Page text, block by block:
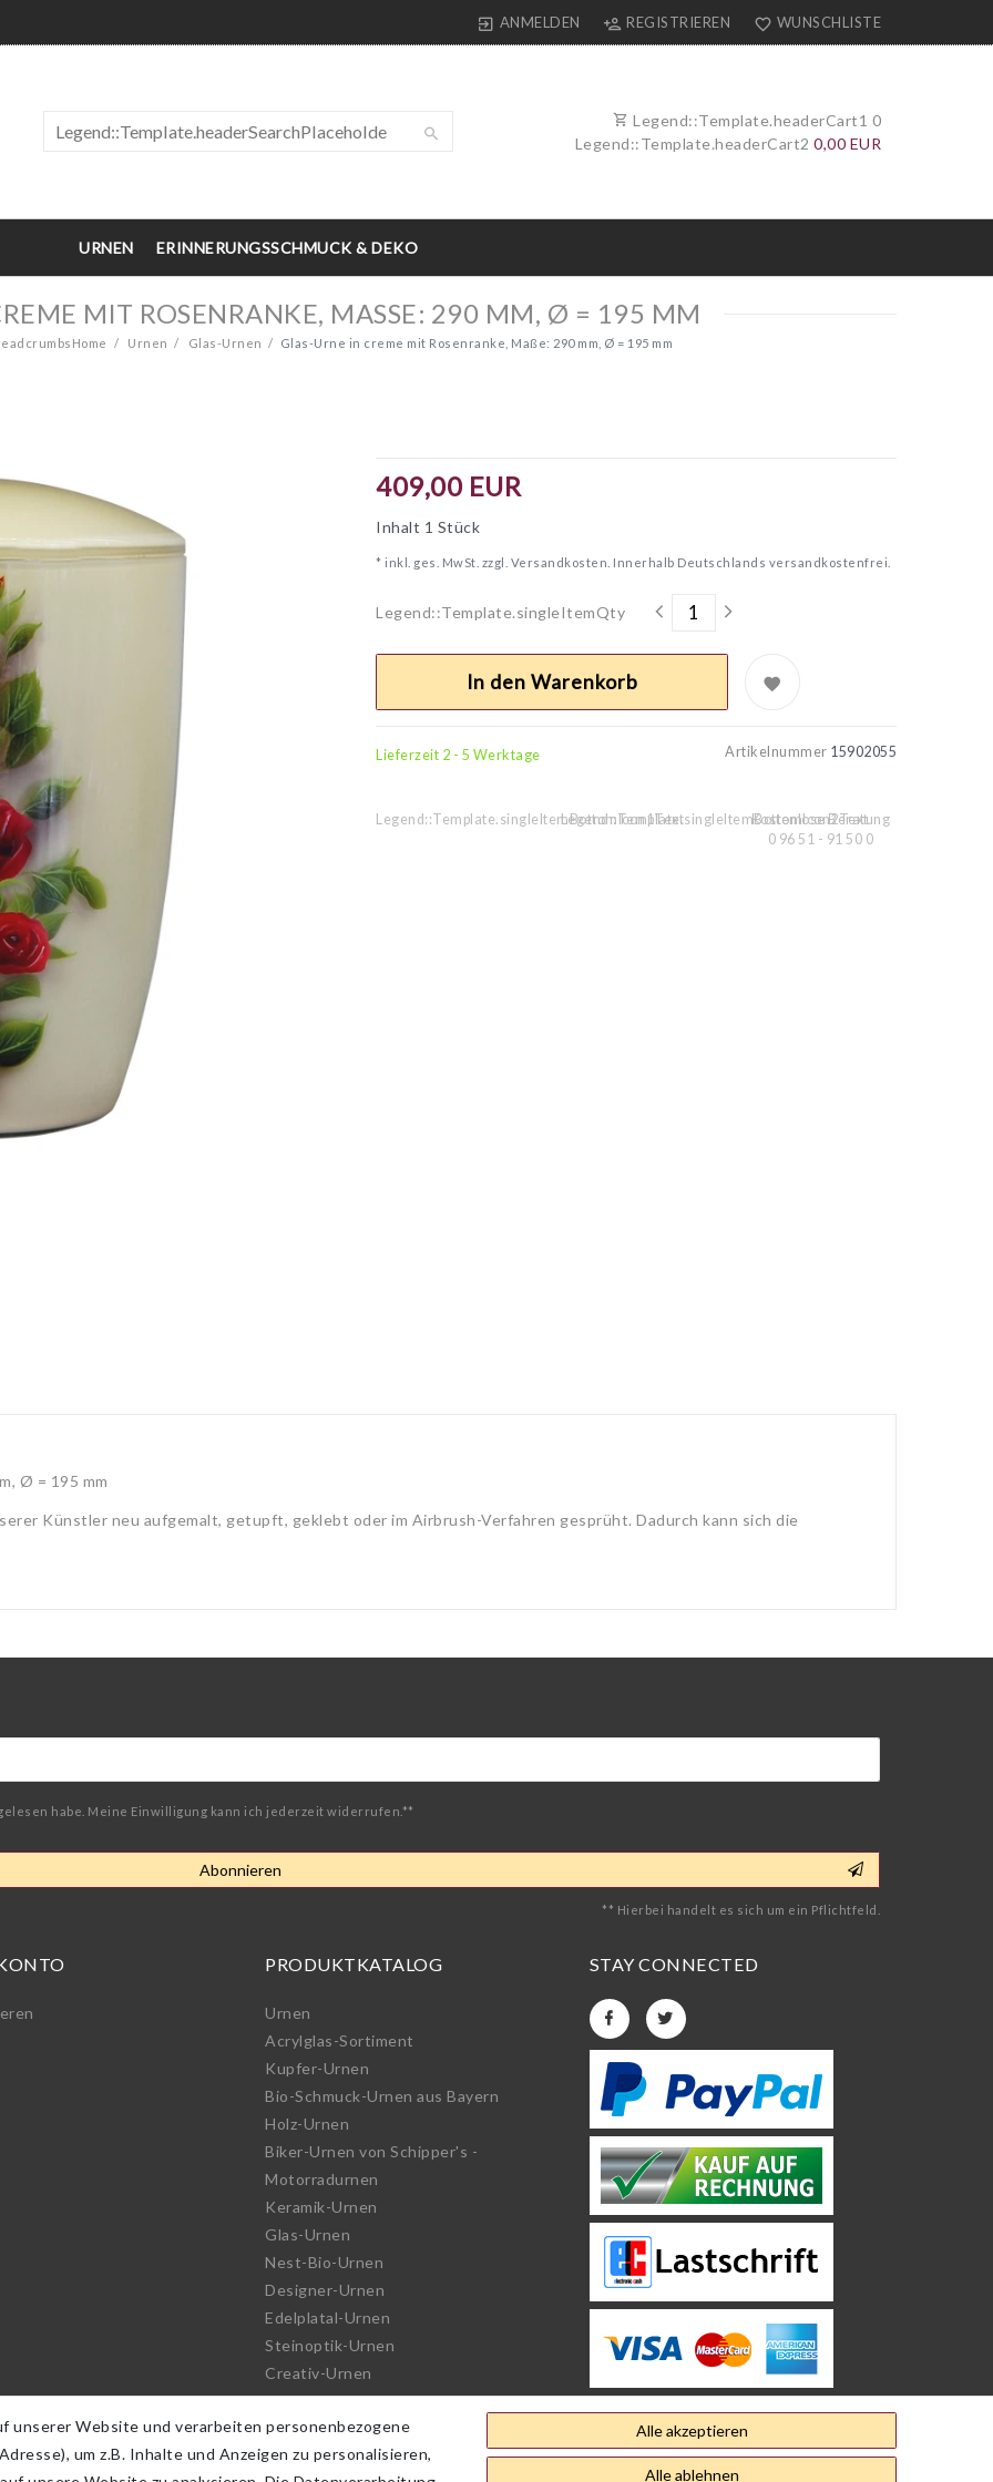
ANMELDEN REGISTRIEREN WUNSCHLISTE
Legend::Template.headerCart1 0
Legend::Template.headerCart2 0,00 EUR
URNEN ERINNERUNGSSCHMUCK & DEKO
MIT ROSENRANKE, MASSE: 290 MM, Ø = 195 MM
Urnen Glas-Urnen Glas-Urne in creme mit Rosenranke, Maße: 290 mm, Ø = 195 mm
409,00 EUR
Inhalt 1 Stück
* inkl. ges. MwSt. zzgl. Versandkosten. Innerhalb Deutschlands versandkostenfrei.
Legend::Template.singleItemQty
In den Warenkorb
Lieferzeit 2 - 5 Werktage Artikelnummer 15902055
Legend::Template.singleItemBottomIcon1TextLegend::Template.singleItemBottomIcon2Text
Kostenlose Beratung
0 96 51 - 91 50 0
Ø = 195 mm
Künstler neu aufgemalt, getupft, geklebt oder im Airbrush-Verfahren gesprüht. Dadurch kann sich die
habe. Meine Einwilligung kann ich jederzeit widerrufen.**
Abonnieren
** Hierbei handelt es sich um ein Pflichtfeld.
PRODUKTKATALOG
Urnen
Acrylglas-Sortiment
Kupfer-Urnen
Bio-Schmuck-Urnen aus Bayern
Holz-Urnen
Biker-Urnen von Schipper's -
Motorradurnen
Keramik-Urnen
Glas-Urnen
Nest-Bio-Urnen
Designer-Urnen
Edelplatal-Urnen
Steinoptik-Urnen
Creativ-Urnen
See-Urnen
Bio-Urnen
Haute Couture Urnen
STAY CONNECTED
unserer Website und verarbeiten personenbezogene
um z.B. Inhalte und Anzeigen zu personalisieren,
Alle akzeptieren
Alle ablehnen